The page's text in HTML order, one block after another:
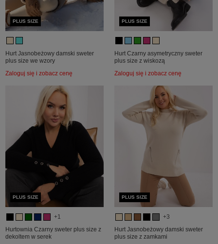
PLUS SIZE
Hurt Jasnobeżowy damski sweter
plus size we wzory
Zaloguj się i zobacz cenę
PLUS SIZE
Hurt Czarny asymetryczny sweter
plus size z wiskozą
Zaloguj się i zobacz cenę
PLUS SIZE
+1
Hurtownia Czarny sweter plus size z
dekoltem w serek
PLUS SIZE
+3
Hurt Jasnobeżowy damski sweter
plus size z zamkami